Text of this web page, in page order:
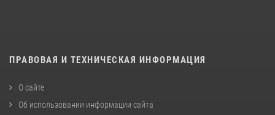
ПРАВОВАЯ И ТЕХНИЧЕСКАЯ ИНФОРМАЦИЯ
О сайте
Об использовании информации сайта